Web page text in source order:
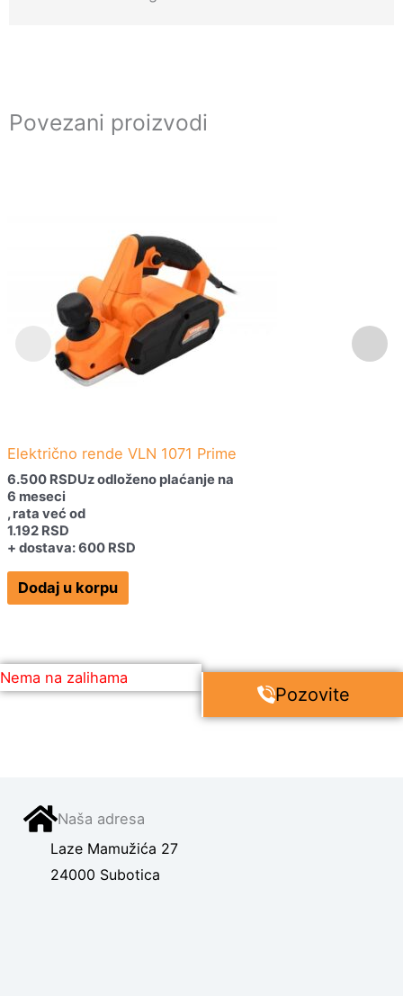
Povezani proizvodi
Električno rende VLN 1071 Prime
6.500 RSDUz odloženo plaćanje na
6 meseci
, rata već od
1.192 RSD
+ dostava: 600 RSD
Dodaj u korpu
Nema na zalihama
Pozovite
Naša adresa
Laze Mamužića 27
24000 Subotica